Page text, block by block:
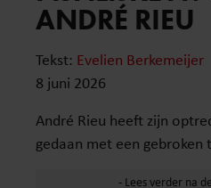
ANDRÉ RIEU
Tekst: Evelien Berkemeijer
8 juni 2026
André Rieu heeft zijn
gedaan met een gebroken